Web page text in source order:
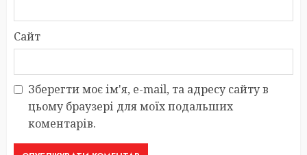
Сайт
Зберегти моє ім'я, e-mail, та адресу сайту в
цьому браузері для моїх подальших
коментарів.